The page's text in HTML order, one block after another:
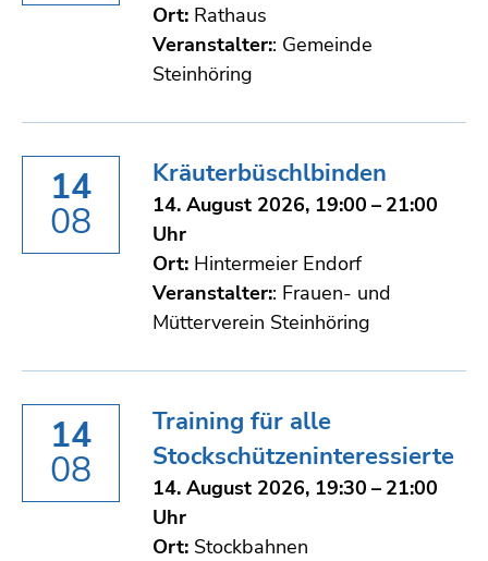
Ort: Rathaus
Veranstalter:: Gemeinde
Steinhöring
14
08
Kräuterbüschlbinden
14. August 2026, 19:00 – 21:00
Uhr
Ort: Hintermeier Endorf
Veranstalter:: Frauen- und
Mütterverein Steinhöring
14
08
Training für alle
Stockschützeninteressierte
14. August 2026, 19:30 – 21:00
Uhr
Ort: Stockbahnen